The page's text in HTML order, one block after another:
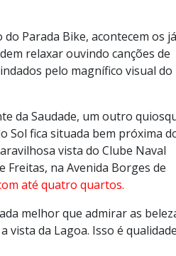
Parada Bike, acontecem os já
relaxar ouvindo canções de
pelo magnífico visual do
da Saudade, um outro
Sol fica situada bem próxima
vista do Clube Naval
Freitas, na Avenida Borges de
até quatro quartos.
melhor que admirar as
vista da Lagoa. Isso é qualidade